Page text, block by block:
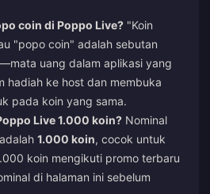
coin di Poppo Live? "Koin
"popo coin" adalah sebutan
uang dalam aplikasi yang
hadiah ke host dan membuka
pada koin yang sama.
Live 1.000 koin? Nominal
1.000 koin, cocok untuk
koin mengikuti promo terbaru
di halaman ini sebelum